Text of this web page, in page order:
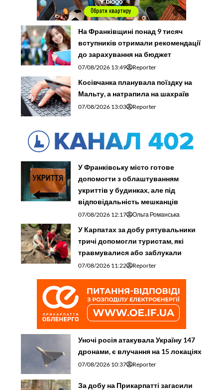
На Франківщині понад 9 тисяч
вступників отримали рекомендації
до зарахування на бюджет
07/08/2026 13:49 Reporter
Косівчанка планувала поїздку на
Мальту, а натрапила на шахраїв
07/08/2026 13:03 Reporter
У Франківську місто готове
допомогти з облаштуванням
укриттів у будинках, але під
відповідальність мешканців
07/08/2026 12:17 Ольга Романська
У Карпатах за добу рятувальники
тричі допомогли туристам, які
травмувалися або заблукали
07/08/2026 11:22 Reporter
Уночі росія атакувала Україну 147
дронами, є влучання на 15 локаціях
07/08/2026 10:37 Reporter
За добу на Прикарпатті загасили